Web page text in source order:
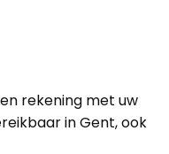
rekening met uw
in Gent, ook